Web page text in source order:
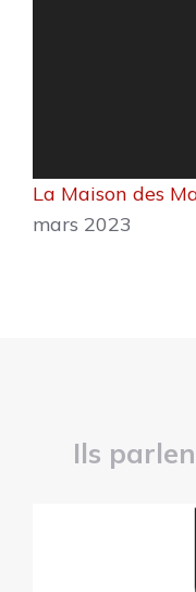
La Maison des
mars 2023
Ils